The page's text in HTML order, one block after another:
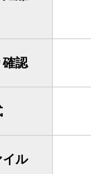
確認
イル